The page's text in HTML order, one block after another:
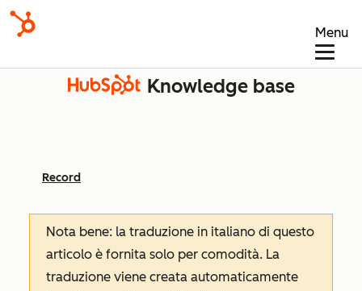
Menu
Knowledge base
Record
Nota bene: la traduzione in italiano di questo
articolo è fornita solo per comodità. La
traduzione viene creata automaticamente